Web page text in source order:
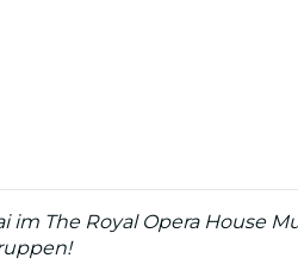
The Royal Opera House